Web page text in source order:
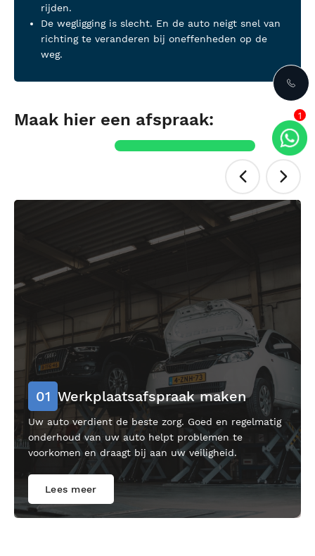
1
rijden.
De wegligging is slecht. En de auto neigt snel van
richting te veranderen bij oneffenheden op de
weg.
Maak hier een afspraak:
01 Werkplaatsafspraak maken
Uw auto verdient de beste zorg. Goed en regelmatig
onderhoud van uw auto helpt problemen te
voorkomen en draagt bij aan uw veiligheid.
Lees meer